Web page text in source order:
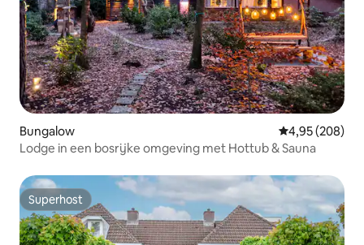
Bungalow Gemiddelde
4,95 (208)
Lodge in een bosrijke omgeving met Hottub & Sauna
Superhost
Superhost